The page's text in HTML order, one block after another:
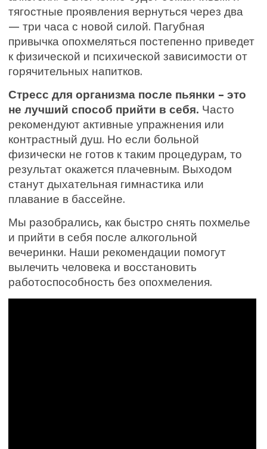
тягостные проявления вернуться через два
— три часа с новой силой. Пагубная
привычка опохмеляться постепенно приведет
к физической и психической зависимости от
горячительных напитков.
Стресс для организма после пьянки – это
не лучший способ прийти в себя. Часто
рекомендуют активные упражнения или
контрастный душ. Но если больной
физически не готов к таким процедурам, то
результат окажется плачевным. Выходом
станут дыхательная гимнастика или
плавание в бассейне.
Мы разобрались, как быстро снять похмелье
и прийти в себя после алкогольной
вечеринки. Наши рекомендации помогут
вылечить человека и восстановить
работоспособность без опохмеления.